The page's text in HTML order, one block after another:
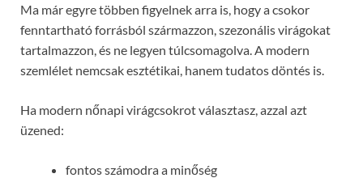
Ma már egyre többen figyelnek arra is, hogy a csokor
fenntartható forrásból származzon, szezonális virágokat
tartalmazzon, és ne legyen túlcsomagolva. A modern
szemlélet nemcsak esztétikai, hanem tudatos döntés is.
Ha modern nőnapi virágcsokrot választasz, azzal azt
üzened:
fontos számodra a minőség